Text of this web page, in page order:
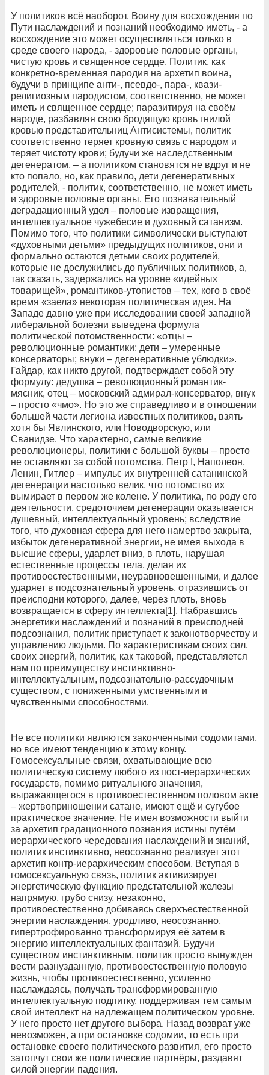
У политиков всё наоборот. Воину для восхождения по
Пути наслаждений и познаний необходимо иметь, - а
восхождение это может осуществляться только в
среде своего народа, - здоровые половые органы,
чистую кровь и священное сердце. Политик, как
конкретно-временная пародия на архетип воина,
будучи в принципе анти-, псевдо-, пара-, квази-
религиозным пародистом, соответственно, не может
иметь и священное сердце; паразитируя на своём
народе, разбавляя свою бродящую кровь гнилой
кровью представительниц Антисистемы, политик
соответственно теряет кровную связь с народом и
теряет чистоту крови; будучи же наследственным
дегенератом, – а политиком становятся не вдруг и не
кто попало, но, как правило, дети дегенеративных
родителей, - политик, соответственно, не может иметь
и здоровые половые органы. Его познавательный
деградационный удел – половые извращения,
интеллектуальное чужебесие и духовный сатанизм.
Помимо того, что политики символически выступают
«духовными детьми» предыдущих политиков, они и
формально остаются детьми своих родителей,
которые не дослужились до публичных политиков, а,
так сказать, задержались на уровне «идейных
товарищей», романтиков-утопистов – тех, кого в своё
время «заела» некоторая политическая идея. На
Западе давно уже при исследовании своей западной
либеральной болезни выведена формула
политической потомственности: «отцы –
революционные романтики; дети – умеренные
консерваторы; внуки – дегенеративные ублюдки».
Гайдар, как никто другой, подтверждает собой эту
формулу: дедушка – революционный романтик-
мясник, отец – московский адмирал-консерватор, внук
– просто «чмо». Но это же справедливо и в отношении
большей части легиона известных политиков, взять
хотя бы Явлинского, или Новодворскую, или
Сванидзе. Что характерно, самые великие
революционеры, политики с большой буквы – просто
не оставляют за собой потомства. Петр I, Наполеон,
Ленин, Гитлер – импульс их внутренней сатанинской
дегенерации настолько велик, что потомство их
вымирает в первом же колене. У политика, по роду его
деятельности, средоточием дегенерации оказывается
душевный, интеллектуальный уровень; вследствие
того, что духовная сфера для него намертво закрыта,
избыток дегенеративной энергии, не имея выхода в
высшие сферы, ударяет вниз, в плоть, нарушая
естественные процессы тела, делая их
противоестественными, неуравновешенными, и далее
ударяет в подсознательный уровень, отразившись от
преисподни которого, далее, через плоть, вновь
возвращается в сферу интеллекта[1]. Набравшись
энергетики наслаждений и познаний в преисподней
подсознания, политик приступает к законотворчеству и
управлению людьми. По характеристикам своих сил,
своих энергий, политик, как таковой, представляется
нам по преимуществу инстинктивно-
интеллектуальным, подсознательно-рассудочным
существом, с пониженными умственными и
чувственными способностями.
Не все политики являются законченными содомитами,
но все имеют тенденцию к этому концу.
Гомосексуальные связи, охватывающие всю
политическую систему любого из пост-иерархических
государств, помимо ритуального значения,
выражающегося в противоестественном половом акте
– жертвоприношении сатане, имеют ещё и сугубое
практическое значение. Не имея возможности выйти
за архетип градационного познания истины путём
иерархического чередования наслаждений и знаний,
политик инстинктивно, неосознанно реализует этот
архетип контр-иерархическим способом. Вступая в
гомосексуальную связь, политик активизирует
энергетическую функцию предстательной железы
напрямую, грубо снизу, незаконно,
противоестественно добиваясь сверхъестественной
энергии наслаждения, уродливо, неосознанно,
гипертрофированно трансформируя её затем в
энергию интеллектуальных фантазий. Будучи
существом инстинктивным, политик просто вынужден
вести разнузданную, противоестественную половую
жизнь, чтобы противоестественно, усиленно
наслаждаясь, получать трансформированную
интеллектуальную подпитку, поддерживая тем самым
свой интеллект на надлежащем политическом уровне.
У него просто нет другого выбора. Назад возврат уже
невозможен, а при остановке содомии, то есть при
остановке своего политического развития, его просто
затопчут свои же политические партнёры, раздавят
силой энергии падения.